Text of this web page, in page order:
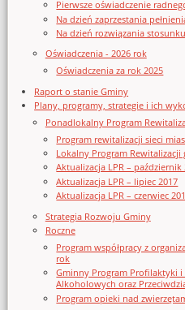
Pierwsze oświadczenie
Na dzień zaprzestania
Na dzień rozwiązania
Oświadczenia - 2026 rok
Oświadczenia za rok 2025
Raport o stanie Gminy
Plany, programy, strategie i ich
Ponadlokalny Program
Program rewitalizacji sieci
Lokalny Program
Aktualizacja LPR – październik
Aktualizacja LPR – lipiec 2017
Aktualizacja LPR – czerwiec
Strategia Rozwoju Gminy
Roczne
Program współpracy z
rok
Gminny Program Profilaktyki
Alkoholowych oraz
Program opieki nad